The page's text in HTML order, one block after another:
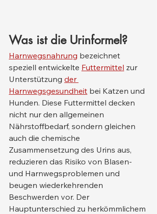
Was ist die Urinformel?
Harnwegsnahrung bezeichnet
speziell entwickelte Futtermittel zur
Unterstützung der
Harnwegsgesundheit bei Katzen und
Hunden. Diese Futtermittel decken
nicht nur den allgemeinen
Nährstoffbedarf, sondern gleichen
auch die chemische
Zusammensetzung des Urins aus,
reduzieren das Risiko von Blasen-
und Harnwegsproblemen und
beugen wiederkehrenden
Beschwerden vor. Der
Hauptunterschied zu herkömmlichem